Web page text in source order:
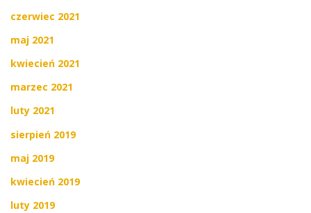
czerwiec 2021
maj 2021
kwiecień 2021
marzec 2021
luty 2021
sierpień 2019
maj 2019
kwiecień 2019
luty 2019